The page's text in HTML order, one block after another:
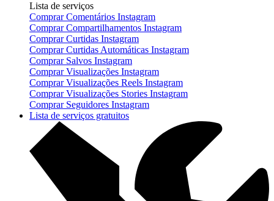
Lista de serviços
Comprar Comentários Instagram
Comprar Compartilhamentos Instagram
Comprar Curtidas Instagram
Comprar Curtidas Automáticas Instagram
Comprar Salvos Instagram
Comprar Visualizações Instagram
Comprar Visualizações Reels Instagram
Comprar Visualizações Stories Instagram
Comprar Seguidores Instagram
Lista de serviços gratuitos